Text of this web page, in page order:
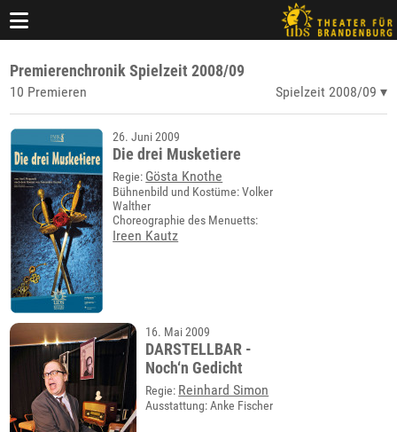
Premierenchronik Spielzeit 2008/09
10 Premieren Spielzeit 2008/09
26. Juni 2009
Die drei Musketiere
Regie: Gösta Knothe
Bühnenbild und Kostüme: Volker
Walther
Choreographie des Menuetts:
Ireen Kautz
16. Mai 2009
DARSTELLBAR -
Noch‘n Gedicht
Regie: Reinhard Simon
Ausstattung: Anke Fischer